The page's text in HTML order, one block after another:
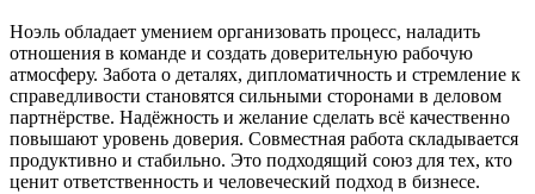
Ноэль обладает умением организовать процесс, наладить
отношения в команде и создать доверительную рабочую
атмосферу. Забота о деталях, дипломатичность и стремление к
справедливости становятся сильными сторонами в деловом
партнёрстве. Надёжность и желание сделать всё качественно
повышают уровень доверия. Совместная работа складывается
продуктивно и стабильно. Это подходящий союз для тех, кто
ценит ответственность и человеческий подход в бизнесе.